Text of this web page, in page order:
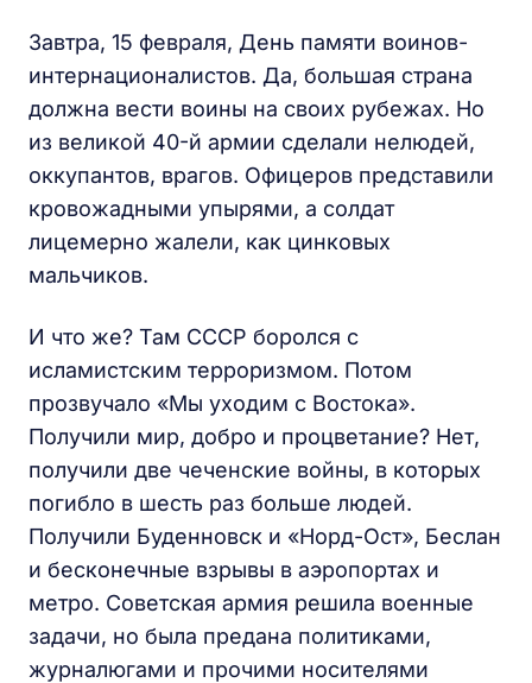
Завтра, 15 февраля, День памяти воинов-
интернационалистов. Да, большая страна
должна вести воины на своих рубежах. Но
из великой 40-й армии сделали нелюдей,
оккупантов, врагов. Офицеров представили
кровожадными упырями, а солдат
лицемерно жалели, как цинковых
мальчиков.
И что же? Там СССР боролся с
исламистским терроризмом. Потом
прозвучало «Мы уходим с Востока».
Получили мир, добро и процветание? Нет,
получили две чеченские войны, в которых
погибло в шесть раз больше людей.
Получили Буденновск и «Норд-Ост», Беслан
и бесконечные взрывы в аэропортах и
метро. Советская армия решила военные
задачи, но была предана политиками,
журналюгами и прочими носителями